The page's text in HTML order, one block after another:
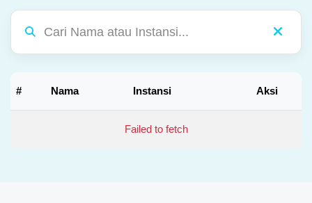
# Nama Instansi Aksi
Failed to fetch